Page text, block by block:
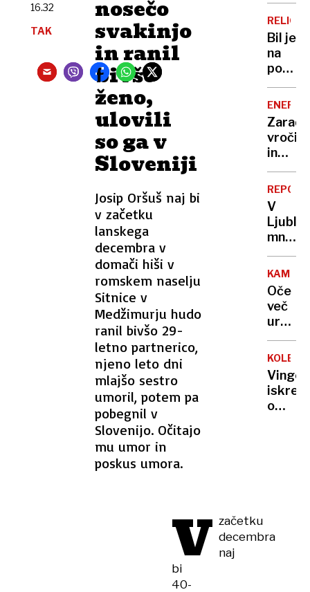
nosečo
svakinjo
in ranil
bivšo
ženo,
ulovili
so ga v
Sloveniji
Josip Oršuš naj bi
v začetku
lanskega
decembra v
domači hiši v
romskem naselju
Sitnice v
Medžimurju hudo
ranil bivšo 29-
letno partnerico,
njeno leto dni
mlajšo sestro
umoril, potem pa
pobegnil v
Slovenijo. Očitajo
mu umor in
poskus umora.
16.32
TAK
V začetku
decembra
naj
bi
40-
hiš:
razlog
vas
bo
Bil je
na
poti
do
vrha,
nato
je
izginil
iz
želel
biti
Tom
Zaradi
in
suše
tudi
manj
od
kod
in po
cenah
prihaja
v
V
na
za
družbo
a
čaka
jih
pot
do
KAMNIK
Oče
več
ur
ponoči
otroka
in
grozil
z
o
šel